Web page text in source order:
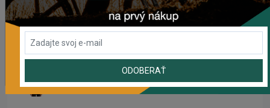
Dres CRUSSIS
1 633,93 Kč
Dámsky dres CRUSSIS
1 633,93 Kč
ODOBERAŤ